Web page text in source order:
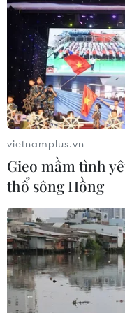
vietnamplus.vn
Gieo mầm tình
thổ sông Hồng